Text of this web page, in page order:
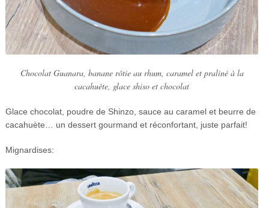
Chocolat Guanara, banane rôtie au rhum, caramel et praliné à la
cacahuète, glace shiso et chocolat
Glace chocolat, poudre de Shinzo, sauce au caramel et beurre de
cacahuète… un dessert gourmand et réconfortant, juste parfait!
Mignardises: